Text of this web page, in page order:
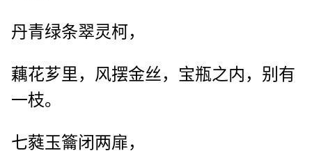
丹青绿条翠灵柯，
藕花芗里，风摆金丝，宝瓶之内，别有
一枝。
七蕤玉籥闭两扉，